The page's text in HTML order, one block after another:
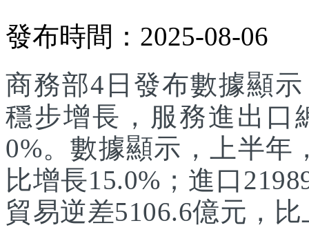
發布時間：2025-08-06
商務部4日發布數據顯
穩步增長，服務進出口
0%。數據顯示，上半年
比增長15.0%；進口
貿易逆差5106.6億元，